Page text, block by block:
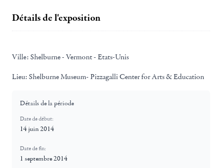
Détails de l'exposition
Ville: Shelburne - Vermont - Etats-Unis
Lieu: Shelburne Museum- Pizzagalli Center for Arts & Education
Détails de la période
Date de début:
14 juin 2014
Date de fin:
1 septembre 2014